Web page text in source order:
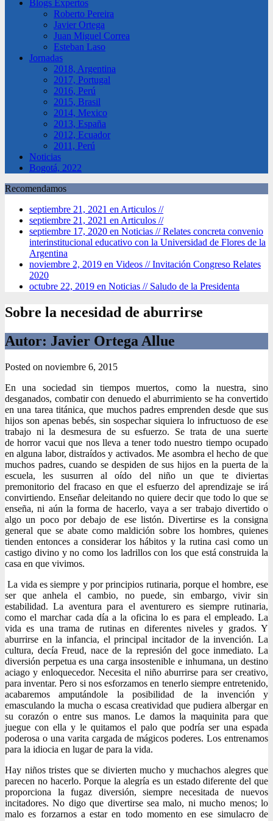
Blogs Expertos
Roberto Pereira
Javier Ortega
Juan Miguel Correa
Esteban Laso
Jornadas
2018, Argentina
2017, Portugal
2016, Perú
2015, Brasil
2014, Mexico
2013, España
2012, Ecuador
2011, Perú
Noticias
Bogotá, 2022
Recomendamos
septiembre 21, 2021 en Articulos //
septiembre 21, 2021 en Articulos //
septiembre 17, 2020 en Noticias //Relates concreta convenio
interinstitucional educativo con la Universidad de Flores de la
Argentina
noviembre 2, 2019 en Videos //Invitación Congreso Relates
2020
octubre 22, 2019 en Noticias // Saludo de la Presidenta
Sobre la necesidad de aburrirse
Autor: Javier Ortega Allue
Posted on noviembre 6, 2015
En una sociedad sin tiempos muertos, como la nuestra, sino
desganados, combatir con denuedo el aburrimiento se ha convertido
en una tarea titánica, que muchos padres emprenden desde que sus
hijos son apenas bebés, sin sospechar siquiera lo infructuoso de ese
trabajo ni la desmesura de su esfuerzo. Se trata de una suerte
de horror vacui que nos lleva a tener todo nuestro tiempo ocupado
en alguna labor, distraídos y activados. Me asombra el hecho de que
muchos padres, cuando se despiden de sus hijos en la puerta de la
escuela, les susurren al oído del niño un que te diviertas
premonitorio del fracaso en que el esfuerzo del aprendizaje se irá
convirtiendo. Enseñar deleitando no quiere decir que todo lo que se
enseña, ni aún la forma de hacerlo, vaya a ser trabajo divertido o
algo un poco por debajo de ese listón. Divertirse es la consigna
general que se abate como maldición sobre los hombres, quienes
tienden entonces a considerar los hábitos y la rutina casi como un
castigo divino y no como los ladrillos con los que está construida la
casa en que vivimos.
La vida es siempre y por principios rutinaria, porque el hombre, ese
ser que anhela el cambio, no puede, sin embargo, vivir sin
estabilidad. La aventura para el aventurero es siempre rutinaria,
como el marchar cada día a la oficina lo es para el empleado. La
vida es una trama de rutinas en diferentes niveles y grados. Y
aburrirse en la infancia, el principal incitador de la invención. La
cultura, decía Freud, nace de la represión del goce inmediato. La
diversión perpetua es una carga insostenible e inhumana, un destino
aciago y enloquecedor. Necesita el niño aburrirse para ser creativo,
para inventar. Pero si nos esforzamos en tenerlo siempre entretenido,
acabaremos amputándole la posibilidad de la invención y
emasculando la mucha o escasa creatividad que pudiera albergar en
su corazón o entre sus manos. Le damos la maquinita para que
juegue con ella y le quitamos el palo que podría ser una espada
poderosa o una varita cargada de mágicos poderes. Los entrenamos
para la idiocia en lugar de para la vida.
Hay niños tristes que se divierten mucho y muchachos alegres que
parecen no hacerlo. Porque la alegría es un estado diferente del que
proporciona la fugaz diversión, siempre necesitada de nuevos
incitadores. No digo que divertirse sea malo, ni mucho menos; lo
malo es forzarnos a estar en todo momento en ese simulacro de